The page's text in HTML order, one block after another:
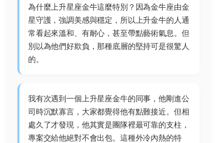
為什麼上升星座金牛這麼特別？因為金牛座由金
星守護，強調美感與穩定，所以上升金牛的人通
常看起來溫和、有耐心，甚至帶點藝術氣息。但
別以為他們好欺負，那種底層的堅持可是很驚人
的。
我有次遇到一個上升星座金牛的同事，他剛進公
司時沉默寡言，大家都覺得他有點難接近。但相
處久了才發現，他其實是團隊裡最可靠的支柱，
專案交給他絕對不會出包。這種外冷內熱的特